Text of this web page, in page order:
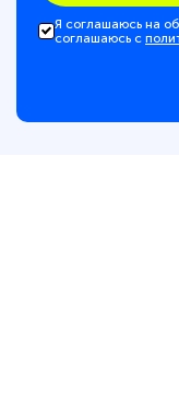
Я соглашаюсь на
соглашаюсь с